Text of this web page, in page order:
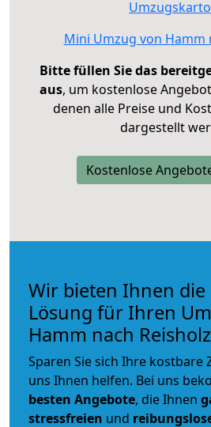
Mini Umzug von Hamm
Bitte füllen Sie das
aus, um kostenlose
denen alle Preise und
dargestellt
Kostenlose
Wir bieten Ihnen
Lösung für Ihren
Hamm nach
Sparen Sie sich Ihre kostbare
uns Ihnen helfen. Bei uns
besten Angebote, die Ihnen
stressfreien und